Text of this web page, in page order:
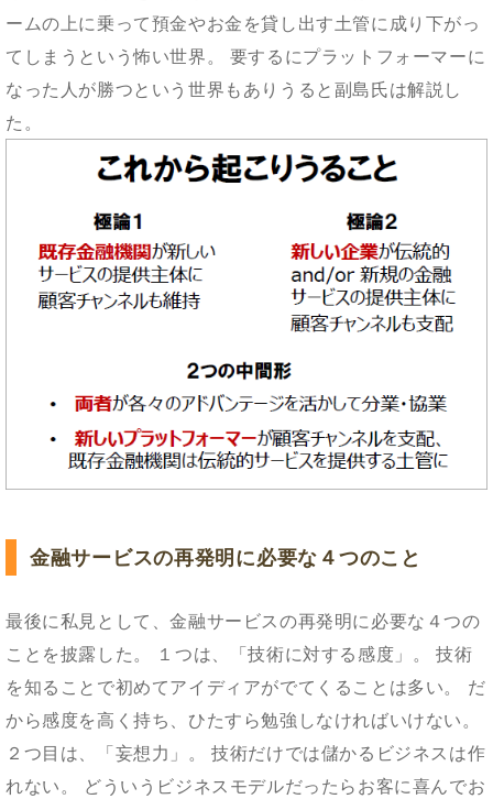
ームの上に乗って預金やお金を貸し出す土管に成り下がっ
てしまうという怖い世界。 要するにプラットフォーマーに
なった人が勝つという世界もありうると副島氏は解説し
た。
金融サービスの再発明に必要な４つのこと
最後に私見として、金融サービスの再発明に必要な４つの
ことを披露した。 １つは、「技術に対する感度」。 技術
を知ることで初めてアイディアがでてくることは多い。 だ
から感度を高く持ち、ひたすら勉強しなければいけない。
２つ目は、「妄想力」。 技術だけでは儲かるビジネスは作
れない。 どういうビジネスモデルだったらお客に喜んでお